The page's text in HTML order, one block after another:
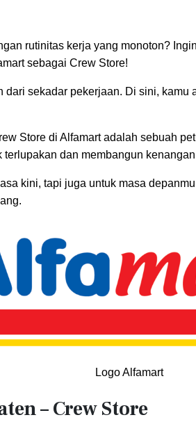
rutinitas kerja yang monoton?
sebagai Crew Store!
dari sekadar pekerjaan. Di sini,
Store di Alfamart adalah sebuah
dan membangun
kini, tapi juga untuk masa
Logo Alfamart
– Crew Store